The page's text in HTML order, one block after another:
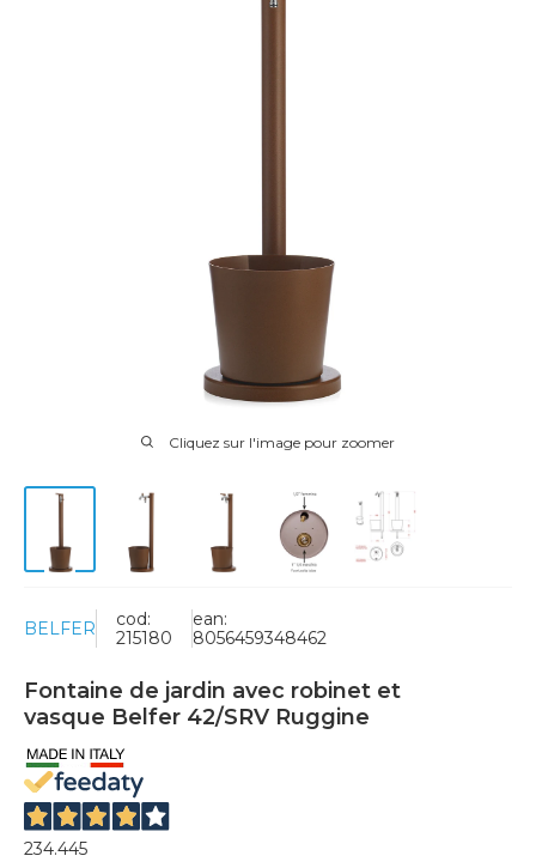
Cliquez sur l'image pour zoomer
BELFER
cod:
215180
ean:
8056459348462
Fontaine de jardin avec robinet et
vasque Belfer 42/SRV Ruggine
234.445